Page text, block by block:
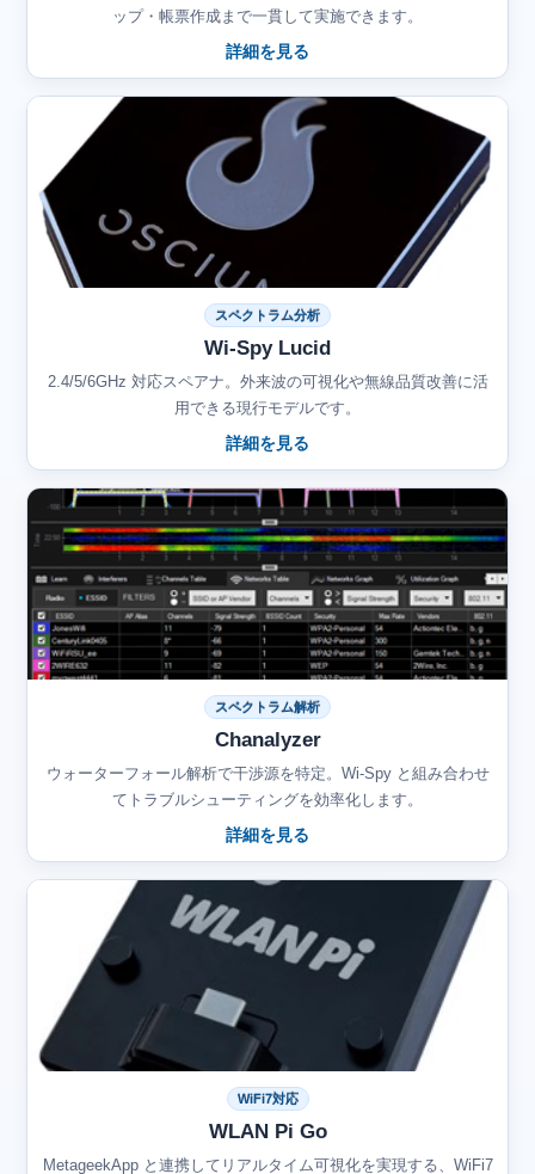
ップ・帳票作成まで一貫して実施できます。
詳細を見る
スペクトラム分析
Wi-Spy Lucid
2.4/5/6GHz 対応スペアナ。外来波の可視化や無線品質改善に活
用できる現行モデルです。
詳細を見る
スペクトラム解析
Chanalyzer
ウォーターフォール解析で干渉源を特定。Wi-Spy と組み合わせ
てトラブルシューティングを効率化します。
詳細を見る
WiFi7対応
WLAN Pi Go
MetageekApp と連携してリアルタイム可視化を実現する、WiFi7